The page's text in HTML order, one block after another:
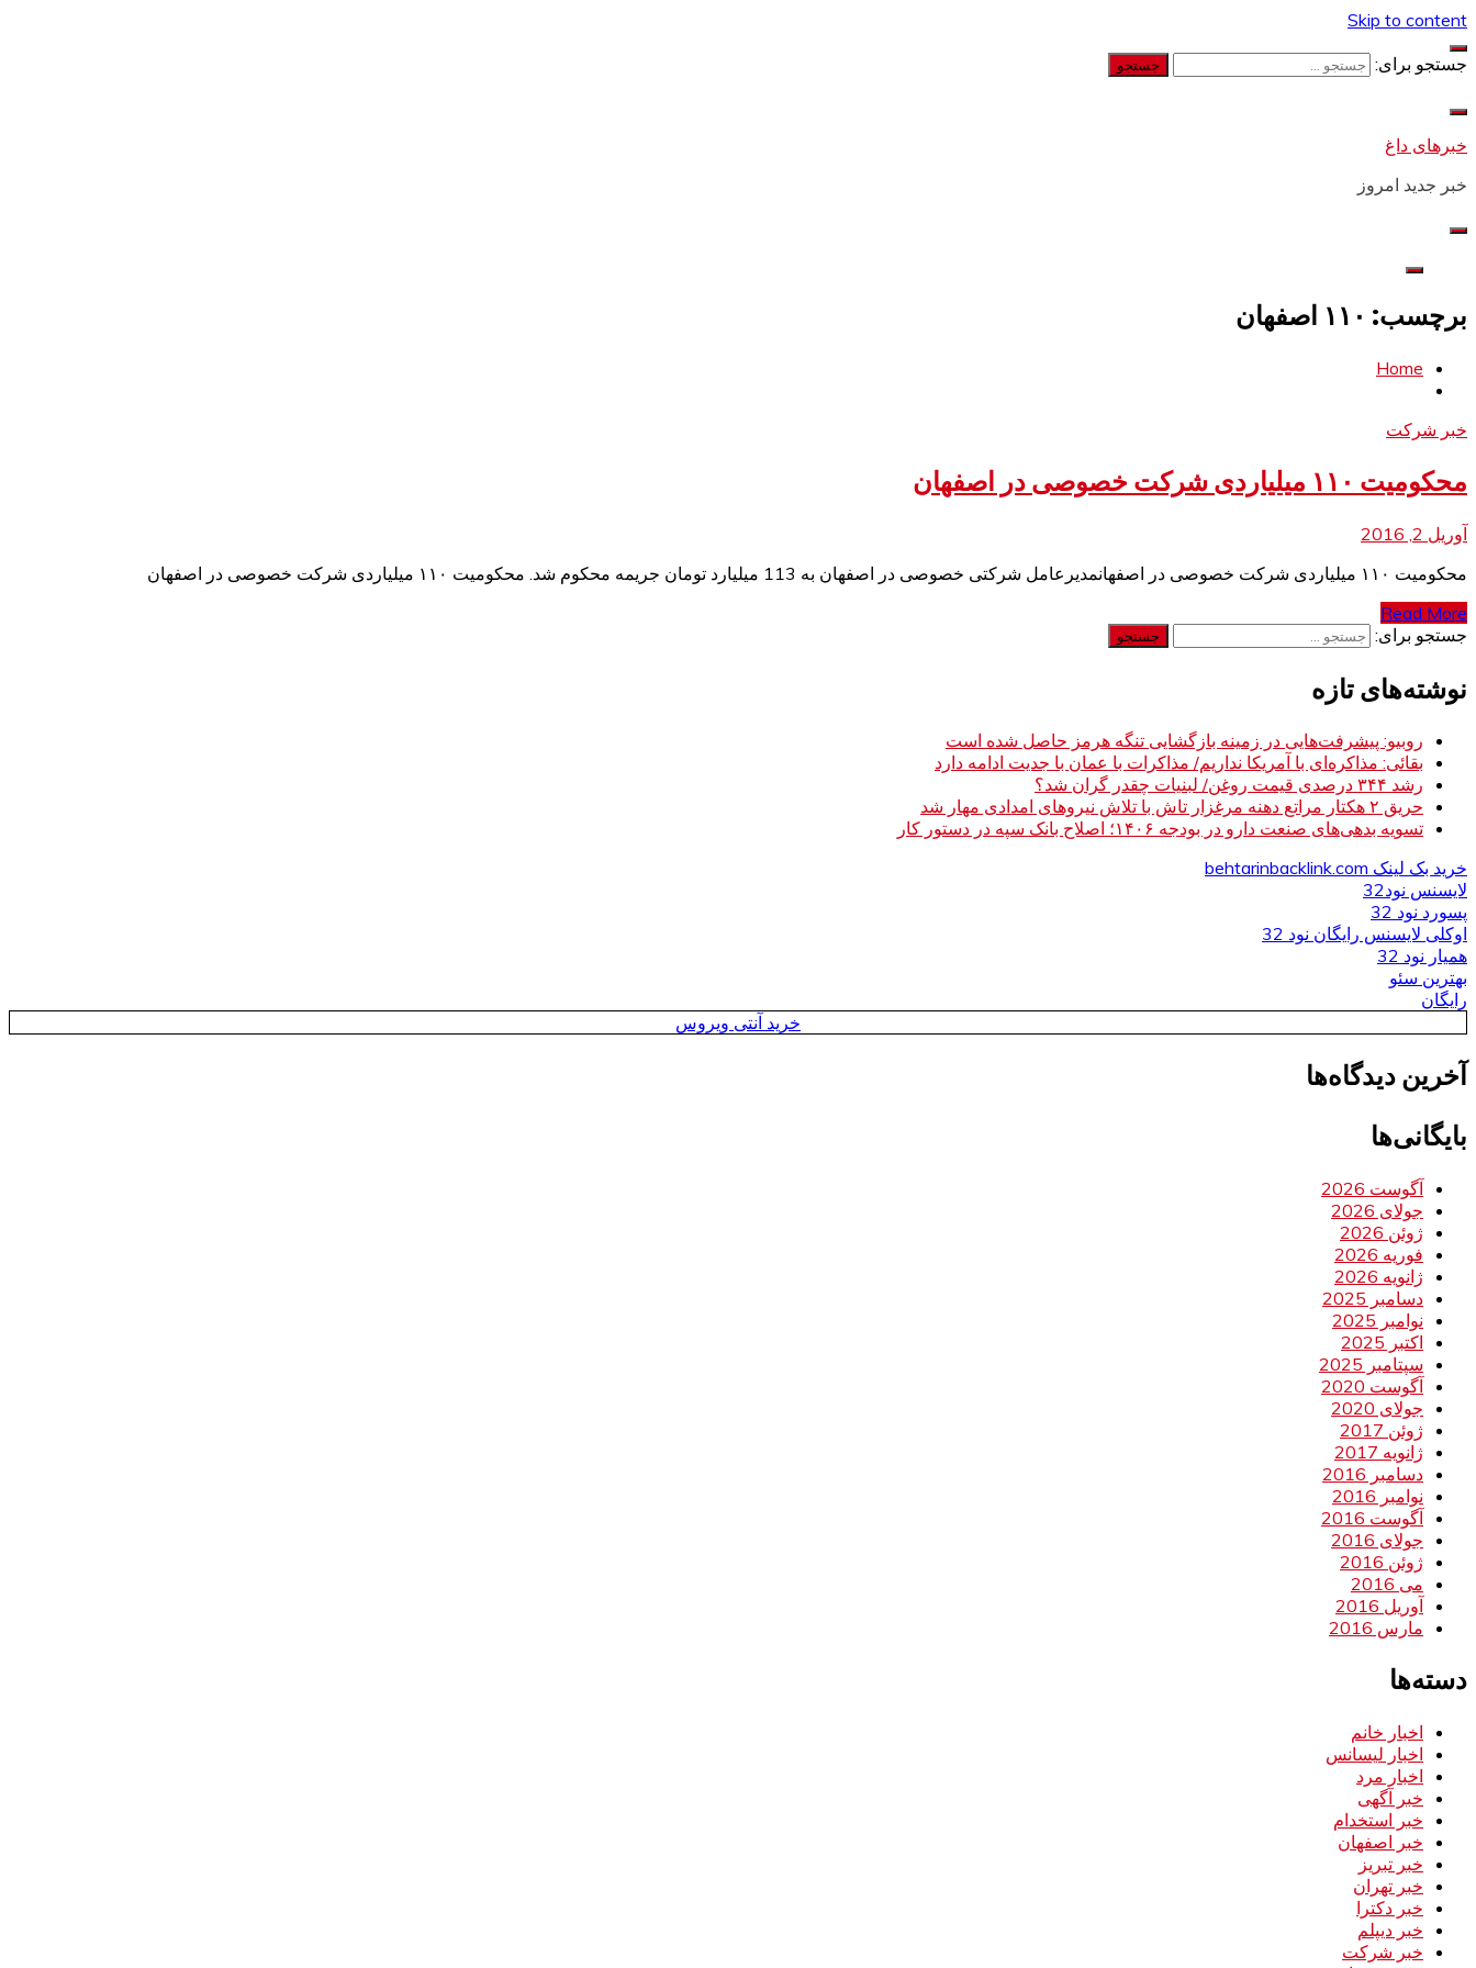
Skip to content
جستجو برای:
خبرهای داغ
خبر جدید امروز
برچسب: ۱۱۰ اصفهان
Home
خبر شرکت
محکومیت ۱۱۰ میلیاردی شرکت خصوصی در اصفهان
آوریل 2, 2016
محکومیت ۱۱۰ میلیاردی شرکت خصوصی در اصفهانمدیرعامل شرکتی خصوصی در اصفهان به 113 میلیارد تومان جریمه محکوم شد. محکومیت ۱۱۰ میلیاردی شرکت خصوصی در اصفهان
Read More
جستجو برای:
نوشته‌های تازه
روبیو: پیشرفت‌هایی در زمینه بازگشایی تنگه هرمز حاصل شده است
بقائی: مذاکره‌ای با آمریکا نداریم/ مذاکرات با عمان با جدیت ادامه دارد
رشد ۳۴۴ درصدی قیمت روغن/ لبنیات چقدر گران شد؟
حریق ۲ هکتار مراتع دهنه مرغزار تاش با تلاش نیروهای امدادی مهار شد
تسویه بدهی‌های صنعت دارو در بودجه ۱۴۰۶؛ اصلاح بانک سپه در دستور کار
خرید بک لینک behtarinbacklink.com
لایسنس نود32
پسورد نود 32
اوکلی لایسنس رایگان نود 32
همیار نود 32
بهترین سئو
رایگان
خرید آنتی ویروس
آخرین دیدگاه‌ها
بایگانی‌ها
آگوست 2026
جولای 2026
ژوئن 2026
فوریه 2026
ژانویه 2026
دسامبر 2025
نوامبر 2025
اکتبر 2025
سپتامبر 2025
آگوست 2020
جولای 2020
ژوئن 2017
ژانویه 2017
دسامبر 2016
نوامبر 2016
آگوست 2016
جولای 2016
ژوئن 2016
می 2016
آوریل 2016
مارس 2016
دسته‌ها
اخبار خانم
اخبار لیسانس
اخبار مرد
خبر آگهی
خبر استخدام
خبر اصفهان
خبر تبریز
خبر تهران
خبر دکترا
خبر دیپلم
خبر شرکت